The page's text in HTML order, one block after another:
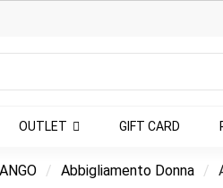
OUTLET GIFT CARD
Abbigliamento Donna